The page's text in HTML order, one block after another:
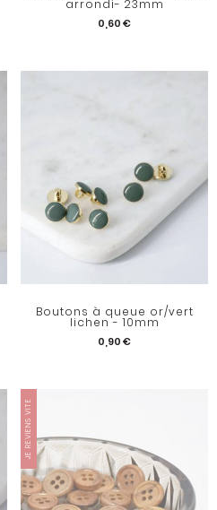
arrondi- 23mm
0,60 €
Boutons à queue or/vert
lichen - 10mm
0,90 €
JE REVIENS VITE